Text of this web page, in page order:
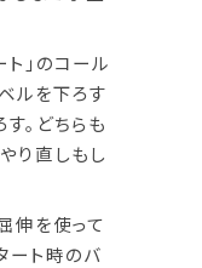
」のコール
ルを下ろす
。どちらも
り直しもし
伸を使って
ート時のバ